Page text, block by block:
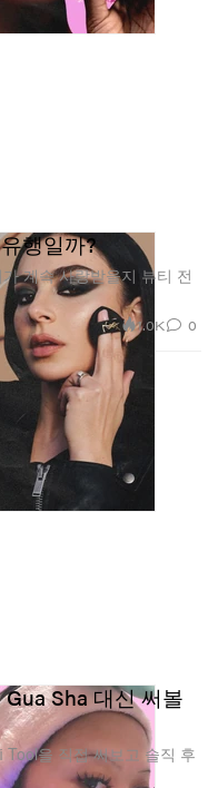
의 자유를 선사하는,
을 만들고자 했다. 달
로 밀어붙이는 방식이
러 개선, 한층 매끄러
행일까?
계속 사랑받을지 뷰티 전
1.0K 0
Sha 대신 써볼
을 직접 써보고 솔직 후